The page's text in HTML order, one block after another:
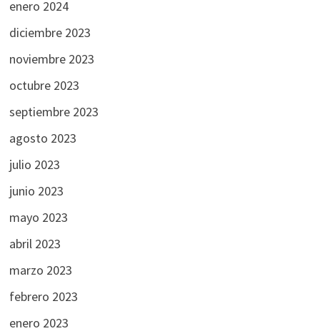
enero 2024
diciembre 2023
noviembre 2023
octubre 2023
septiembre 2023
agosto 2023
julio 2023
junio 2023
mayo 2023
abril 2023
marzo 2023
febrero 2023
enero 2023